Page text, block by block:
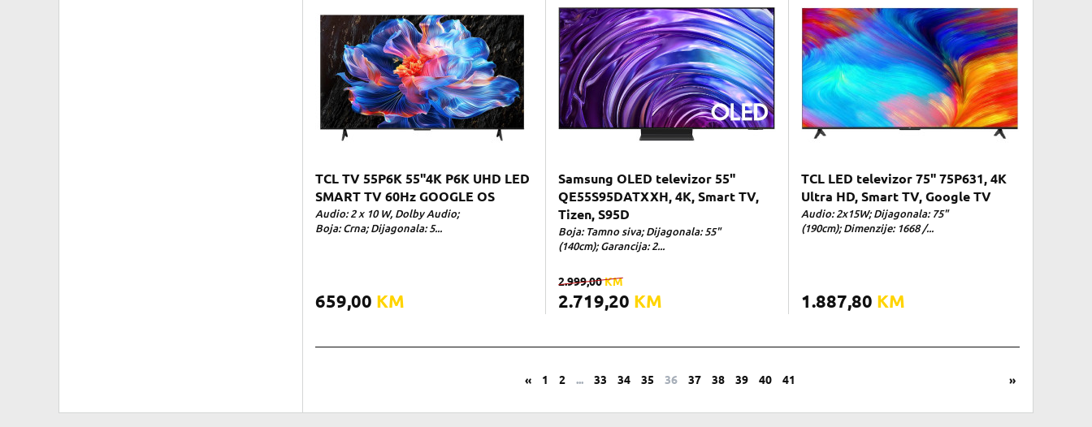
TCL TV 55P6K 55"4K P6K UHD LED
SMART TV 60Hz GOOGLE OS
Audio: 2 x 10 W, Dolby Audio;
Boja: Crna; Dijagonala: 5...
659,00 KM
Samsung OLED televizor 55"
QE55S95DATXXH, 4K, Smart TV,
Tizen, S95D
Boja: Tamno siva; Dijagonala: 55"
(140cm); Garancija: 2...
2.719,20 KM
2.999,00KM
TCL LED televizor 75" 75P631, 4K
Ultra HD, Smart TV, Google TV
Audio: 2x15W; Dijagonala: 75"
(190cm); Dimenzije: 1668 /...
1.887,80 KM
« 1 2 ... 33 34 35 36 37 38 39 40 41 »